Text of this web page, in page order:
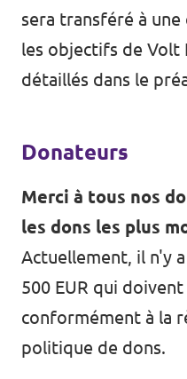
sera transféré à une
les objectifs de Volt
détaillés dans le
Donateurs
Merci à tous nos
les dons les plus
Actuellement, il n'y
500 EUR qui
conformément à la
politique de dons.